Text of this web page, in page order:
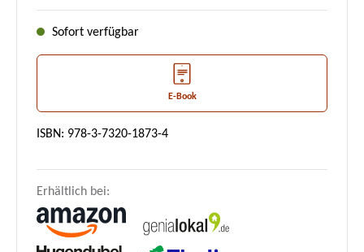
Sofort verfügbar
E-Book
ISBN: 978-3-7320-1873-4
Erhältlich bei: